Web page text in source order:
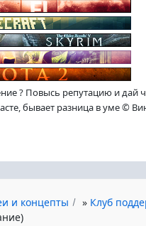
? Повысь репутацию и дай
бывает разница в уме ©
и концепты » Клуб